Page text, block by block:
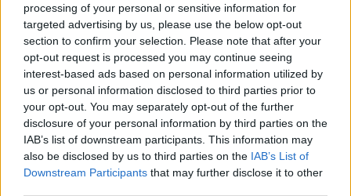
processing of your personal or sensitive information for
targeted advertising by us, please use the below opt-out
section to confirm your selection. Please note that after your
opt-out request is processed you may continue seeing
interest-based ads based on personal information utilized by
us or personal information disclosed to third parties prior to
your opt-out. You may separately opt-out of the further
disclosure of your personal information by third parties on the
IAB’s list of downstream participants. This information may
also be disclosed by us to third parties on the IAB’s List of
Downstream Participants that may further disclose it to other